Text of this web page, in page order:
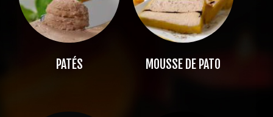
PATÉS MOUSSE DE PATO